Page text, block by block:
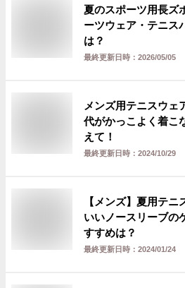
夏のスポーツ用長ズ
ーツウェア・テニス
は？
最終更新日時： 2026/05/05
メンズ用テニスウェ
代がかっこよく着こ
えて！
最終更新日時： 2024/10/29
【メンズ】夏用テニ
いいノースリーブの
すすめは？
最終更新日時： 2024/01/24